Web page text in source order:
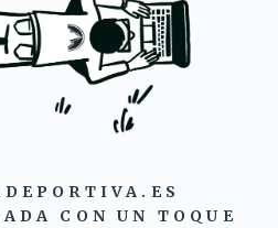
CON UN TOQUE